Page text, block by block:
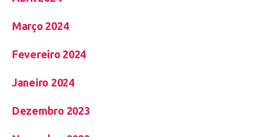
Março 2024
Fevereiro 2024
Janeiro 2024
Dezembro 2023